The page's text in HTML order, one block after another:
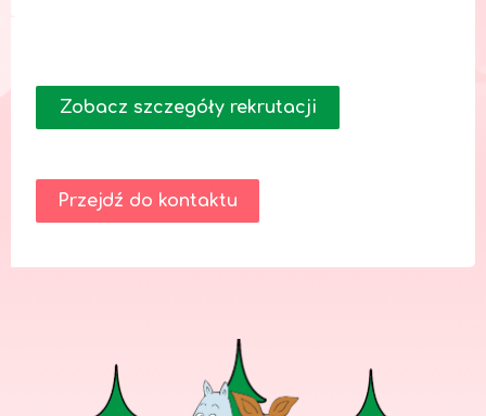
Zobacz szczegóły rekrutacji
Przejdź do kontaktu